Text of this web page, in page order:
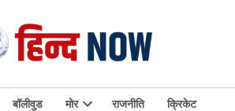
बॉलीवुड मोर राजनीति क्रिकेट